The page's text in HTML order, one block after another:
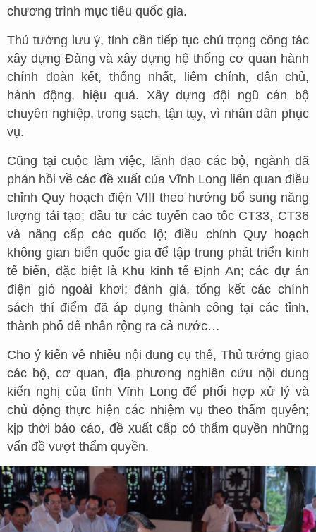
chương trình mục tiêu quốc gia.
Thủ tướng lưu ý, tỉnh cần tiếp tục chú trọng công tác
xây dựng Đảng và xây dựng hệ thống cơ quan hành
chính đoàn kết, thống nhất, liêm chính, dân chủ,
hành động, hiệu quả. Xây dựng đội ngũ cán bộ
chuyên nghiệp, trong sạch, tận tụy, vì nhân dân phục
vụ.
Cũng tại cuộc làm việc, lãnh đạo các bộ, ngành đã
phản hồi về các đề xuất của Vĩnh Long liên quan điều
chỉnh Quy hoạch điện VIII theo hướng bổ sung năng
lượng tái tạo; đầu tư các tuyến cao tốc CT33, CT36
và nâng cấp các quốc lộ; điều chỉnh Quy hoạch
không gian biển quốc gia để tập trung phát triển kinh
tế biển, đặc biệt là Khu kinh tế Định An; các dự án
điện gió ngoài khơi; đánh giá, tổng kết các chính
sách thí điểm đã áp dụng thành công tại các tỉnh,
thành phố để nhân rộng ra cả nước…
Cho ý kiến về nhiều nội dung cụ thể, Thủ tướng giao
các bộ, cơ quan, địa phương nghiên cứu nội dung
kiến nghị của tỉnh Vĩnh Long để phối hợp xử lý và
chủ động thực hiện các nhiệm vụ theo thẩm quyền;
kịp thời báo cáo, đề xuất cấp có thẩm quyền những
vấn đề vượt thẩm quyền.